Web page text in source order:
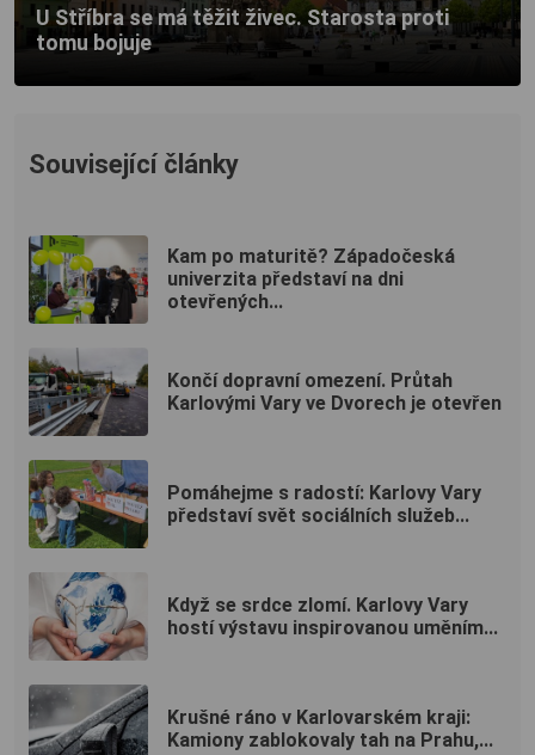
U Stříbra se má těžit živec. Starosta proti
tomu bojuje
Související články
Kam po maturitě? Západočeská
univerzita představí na dni
otevřených...
Končí dopravní omezení. Průtah
Karlovými Vary ve Dvorech je otevřen
Pomáhejme s radostí: Karlovy Vary
představí svět sociálních služeb...
Když se srdce zlomí. Karlovy Vary
hostí výstavu inspirovanou uměním...
Krušné ráno v Karlovarském kraji:
Kamiony zablokovaly tah na Prahu,...